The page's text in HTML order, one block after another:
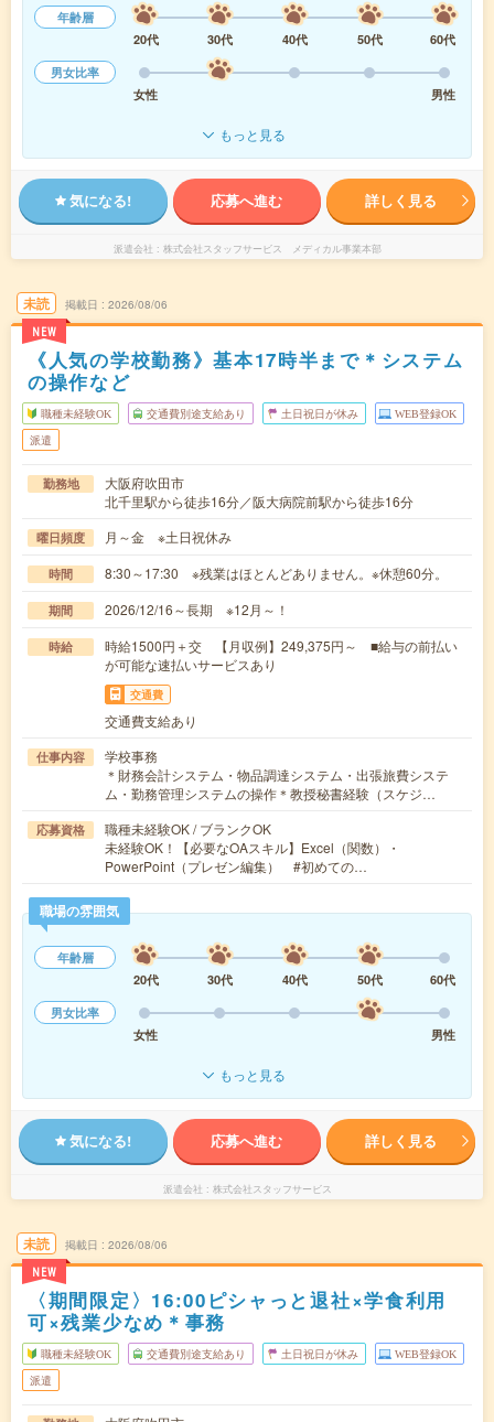
年齢層
20代
30代 40代 50代
60代
男女比率
女性
男性
もっと見る
気になる! 応募へ進む 詳しく見る
派遣会社 株式会社スタッフサービス メディカル事業本部
未読
NEW
掲載日 2026/08/06
《人気の学校勤務》基本17時半まで＊システム
の操作など
職種未経験OK 交通費別途支給あり 土日祝日が休み WEB登録OK
派遣
勤務地
大阪府吹田市
北千里駅から徒歩16分／阪大病院前駅から徒歩16分
曜日頻度 月～金 ※土日祝休み
時間 8:30～17:30 ※残業はほとんどありません。※休憩60分。
期間 2026/12/16～長期 ※12月～！
時給
時給1500円＋交 【月収例】249,375円～ ■給与の前払い
が可能な速払いサービスあり
交通費
交通費支給あり
仕事内容
学校事務
＊財務会計システム・物品調達システム・出張旅費システ
ム・勤務管理システムの操作＊教授秘書経験（スケジ…
応募資格
職種未経験OK / ブランクOK
未経験OK！【必要なOAスキル】Excel（関数）・
PowerPoint（プレゼン編集） #初めての…
職場の雰囲気
年齢層
20代
30代 40代 50代
60代
男女比率
女性
男性
もっと見る
気になる! 応募へ進む 詳しく見る
派遣会社 株式会社スタッフサービス
未読
NEW
掲載日 2026/08/06
〈期間限定〉16:00ピシャっと退社×学食利用
可×残業少なめ＊事務
職種未経験OK 交通費別途支給あり 土日祝日が休み WEB登録OK
派遣